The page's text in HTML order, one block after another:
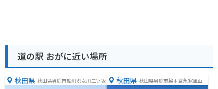
道の駅 おがに近い場所
秋田県 秋田県男鹿市船川港女川二ツ坂 秋田県 秋田県男鹿市脇本富永寒風山